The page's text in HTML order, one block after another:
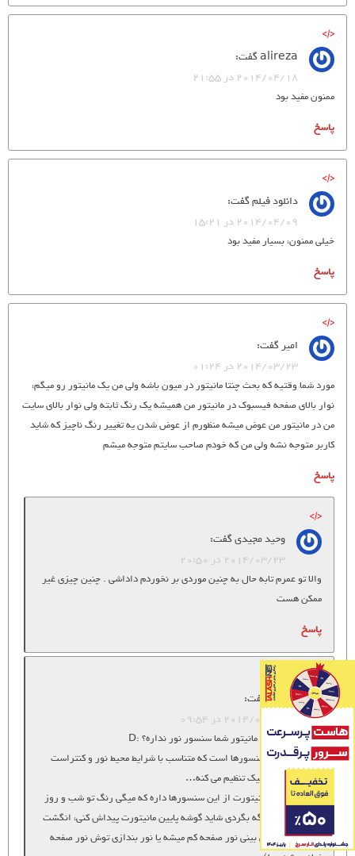
alirezaگفت:
2014/04/18 در 21:55
ممنون مفید بود
پاسخ
دانلود فیلمگفت:
2014/04/09 در 15:21
خیلی ممنون، بسیار مفید بود
پاسخ
امیرگفت:
2014/03/23 در 01:24
مورد شما وقتیه که بحث چنتا مانیتور در میون باشه ولی من یک مانیتور رو میگم،
نوار بالای صفحه فیسبوک در مانیتور من همیشه یک رنگ ثابته ولی نوار بالای سایت
من در مانیتور من عوض میشه منظورم از عوض شدن یه تغییر رنگ ناچیز که شاید
کاربر متوجه نشه ولی من که خودم صاحب سایتم متوجه میشم
پاسخ
وحید مجیدیگفت:
2014/03/23 در 20:50
والا تو عمرم تابه حال به چنین موردی بر نخوردم داداشی . چنین چیزی غیر
ممکن هست
پاسخ
امیرگفت:
2014/05/06 در 09:54
دوست من احیاناً مانیتور شما سنسور نور نداره؟ :D
منظورم از این سنسورها است که متناسب با شرایط محیط نور و کنتراست
مانیتور رو اتوماتیک تنظیم می کنه…
حدس می زنم مانیتورت از این سنسورها داره که میگی رنگ تو شب و روز
فرق می کنه… اگه بگردی شاید گوشه پایین مانیتورت پیداش کنی، انگشت
بذاری جلوش می بینی نور صفحه کم میشه یا نور بندازی توش نور صفحه